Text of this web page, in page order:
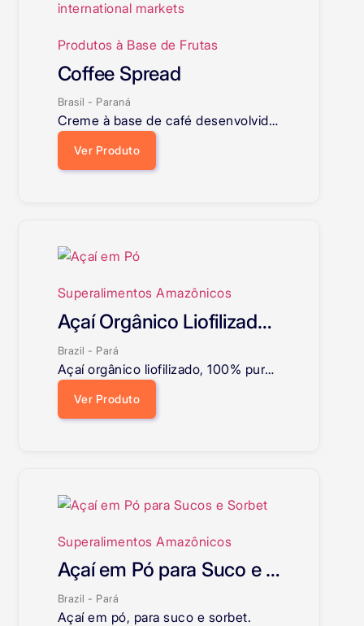
Produtos à Base de Frutas
Coffee Spread
Brasil - Paraná
Creme à base de café desenvolvido para oportunidades internacionais e posicionamento diferenciado.
Ver Produto
Superalimentos Amazônicos
Açaí Orgânico Liofilizado 100% Puro
Brazil - Pará
Açaí orgânico liofilizado, 100% puro e sem aditivos, com alta preservação nutricional e excelente aplicação industrial.
Ver Produto
Superalimentos Amazônicos
Açaí em Pó para Suco e Sorbet
Brazil - Pará
Açaí em pó, para suco e sorbet.